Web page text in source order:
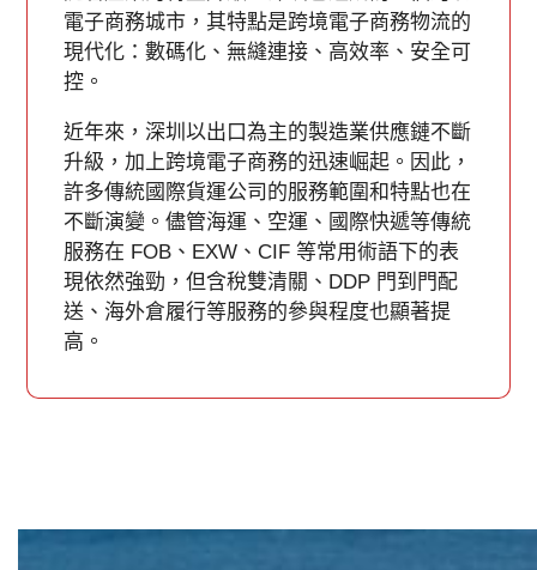
電子商務城市，其特點是跨境電子商務物流的
現代化：數碼化、無縫連接、高效率、安全可
控。
近年來，深圳以出口為主的製造業供應鏈不斷
升級，加上跨境電子商務的迅速崛起。因此，
許多傳統國際貨運公司的服務範圍和特點也在
不斷演變。儘管海運、空運、國際快遞等傳統
服務在 FOB、EXW、CIF 等常用術語下的表
現依然強勁，但含稅雙清關、DDP 門到門配
送、海外倉履行等服務的參與程度也顯著提
高。